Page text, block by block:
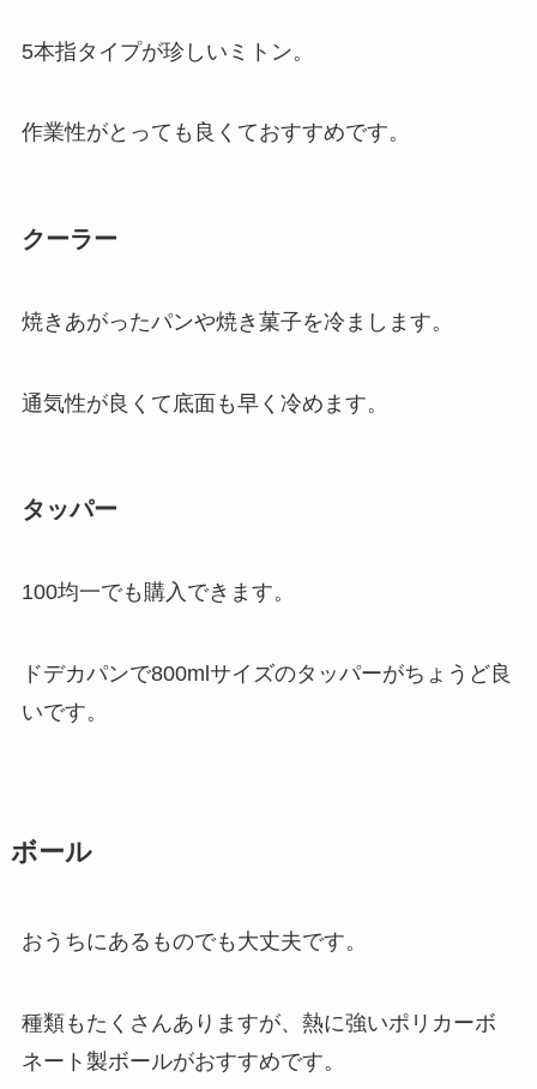
5本指タイプが珍しいミトン。
作業性がとっても良くておすすめです。
クーラー
焼きあがったパンや焼き菓子を冷まします。
通気性が良くて底面も早く冷めます。
タッパー
100均一でも購入できます。
ドデカパンで800mlサイズのタッパーがちょうど良
いです。
ボール
おうちにあるものでも大丈夫です。
種類もたくさんありますが、熱に強いポリカーボ
ネート製ボールがおすすめです。